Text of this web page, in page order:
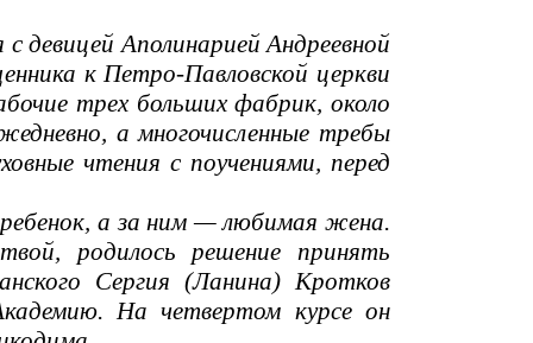
девицей Аполинарией Андреевной
к Петро-Павловской церкви
трех больших фабрик, около
а многочисленные требы
чтения с поучениями, перед
ребенок, а за ним — любимая жена.
родилось решение принять
Сергия (Ланина) Кротков
На четвертом курсе он